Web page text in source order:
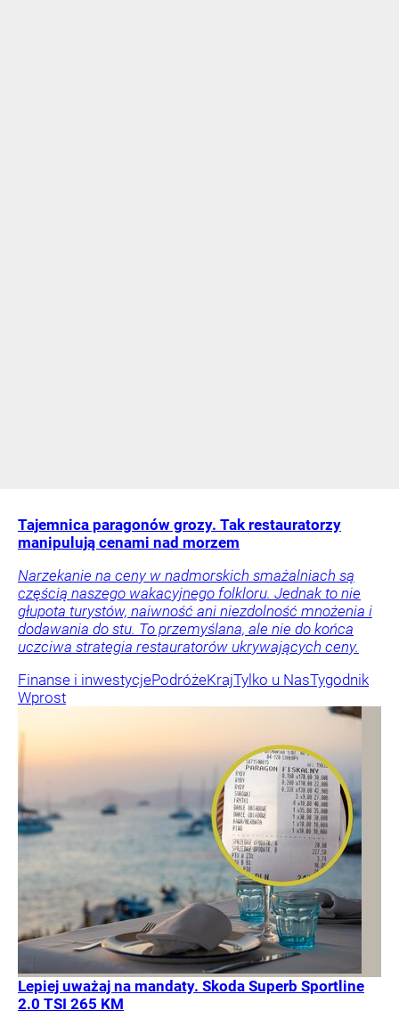
Tajemnica paragonów grozy. Tak restauratorzy
manipulują cenami nad morzem
Narzekanie na ceny w nadmorskich smażalniach są
częścią naszego wakacyjnego folkloru. Jednak to nie
głupota turystów, naiwność ani niezdolność mnożenia i
dodawania do stu. To przemyślana, ale nie do końca
uczciwa strategia restauratorów ukrywających ceny.
Finanse i inwestycjePodróżeKrajTylko u NasTygodnik
Wprost
Lepiej uważaj na mandaty. Skoda Superb Sportline
2.0 TSI 265 KM